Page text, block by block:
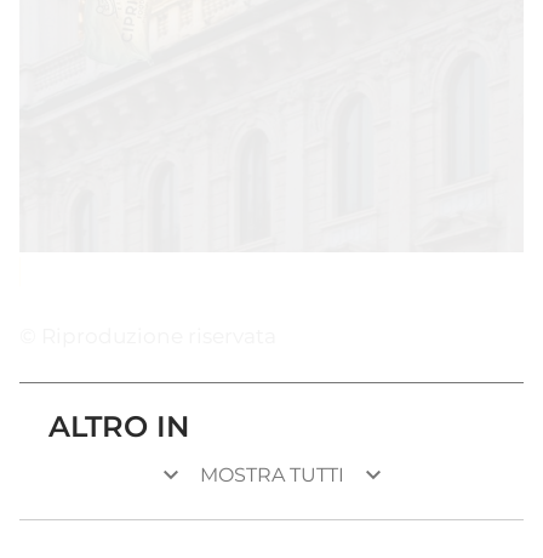
ALTRO IN
keyboard_arrow_down MOSTRA TUTTI keyboard_arrow_down